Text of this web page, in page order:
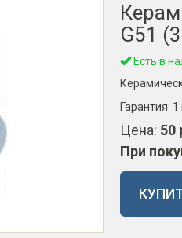
G51
Есть в
Гарантия: 1
Цена: 50
При